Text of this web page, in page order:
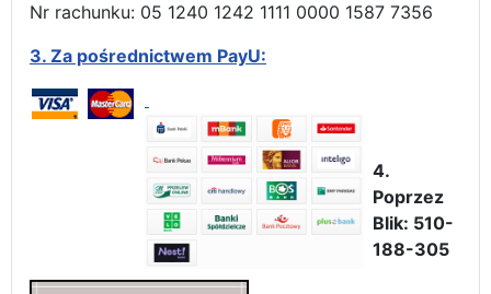
Nr rachunku: 05 1240 1242 1111 0000 1587 7356
3. Za pośrednictwem PayU:
4.
Poprzez
Blik: 510-
188-305